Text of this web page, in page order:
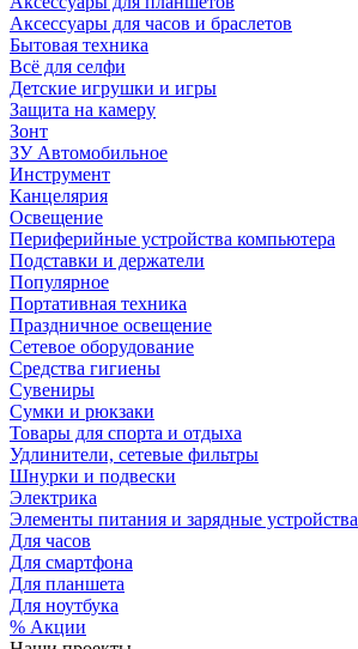
Аксессуары для часов и браслетов
Бытовая техника
Всё для селфи
Детские игрушки и игры
Защита на камеру
Зонт
ЗУ Автомобильное
Инструмент
Канцелярия
Освещение
Периферийные устройства компьютера
Подставки и держатели
Популярное
Портативная техника
Праздничное освещение
Сетевое оборудование
Средства гигиены
Сувениры
Сумки и рюкзаки
Товары для спорта и отдыха
Удлинители, сетевые фильтры
Шнурки и подвески
Электрика
Элементы питания и зарядные устройства
Для часов
Для смартфона
Для планшета
Для ноутбука
% Акции